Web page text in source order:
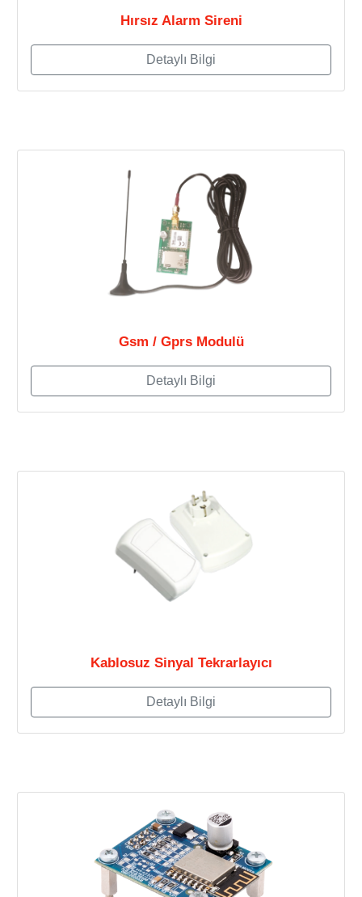
Hırsız Alarm Sireni
Detaylı Bilgi
Gsm / Gprs Modulü
Detaylı Bilgi
Kablosuz Sinyal Tekrarlayıcı
Detaylı Bilgi